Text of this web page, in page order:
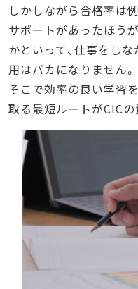
しかしながら合格率は
サポートがあったほう
かといって、仕事をし
用はバカになりません。
そこで効率の良い学習
取る最短ルートがCICの